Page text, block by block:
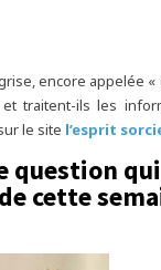
encore appelée «
traitent-ils les
le site l’esprit
question qui
cette